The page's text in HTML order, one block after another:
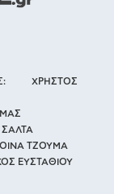
ΧΡΗΣΤΟΣ
ΤΖΟΥΜΑ
ΕΥΣΤΑΘΙΟΥ